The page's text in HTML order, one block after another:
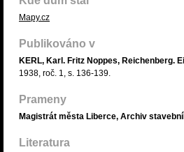
Mapy.cz
Publikováno v
KERL, Karl. Fritz Noppes, Reichenberg.
1938, roč. 1, s. 136-139.
Prameny
Magistrát města Liberce, Archiv
Literatura